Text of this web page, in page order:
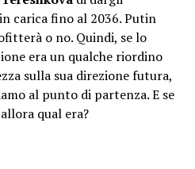
carica fino al 2036. Putin
o no. Quindi, se lo
era un qualche riordino
sulla sua direzione futura,
al punto di partenza. E se
qual era?